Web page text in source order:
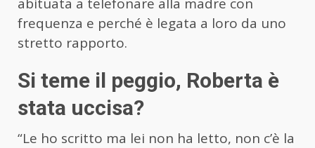
frequenza e perché è legata a loro da uno
stretto rapporto.
Si teme il peggio, Roberta è
stata uccisa?
“Le ho scritto ma lei non ha letto, non c’è la